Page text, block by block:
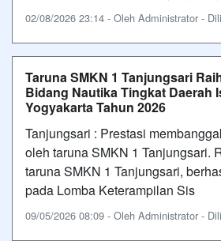
02/08/2026 23:14 - Oleh Administrator -
Taruna SMKN 1 Tanjungsari
Bidang Nautika Tingkat Daerah
Yogyakarta Tahun 2026
Tanjungsari : Prestasi
oleh taruna SMKN 1 Tanjungsari.
taruna SMKN 1 Tanjungsari,
pada Lomba Keterampilan Sis
09/05/2026 08:09 - Oleh Administrator -